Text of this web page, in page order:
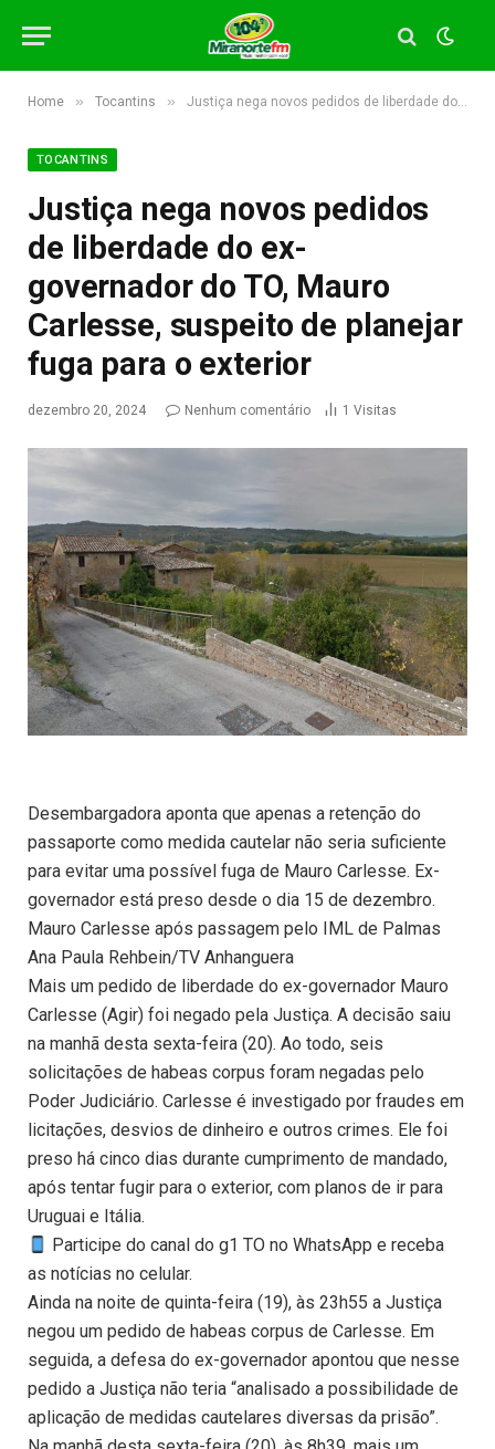
Home » Tocantins » Justiça nega novos pedidos de liberdade do ex-governador do TO, Mauro Carlesse, suspeito de planejar fuga para o exterior
TOCANTINS
Justiça nega novos pedidos
de liberdade do ex-
governador do TO, Mauro
Carlesse, suspeito de planejar
fuga para o exterior
dezembro 20, 2024 Nenhum comentário 1 Visitas
Desembargadora aponta que apenas a retenção do
passaporte como medida cautelar não seria suficiente
para evitar uma possível fuga de Mauro Carlesse. Ex-
governador está preso desde o dia 15 de dezembro.
Mauro Carlesse após passagem pelo IML de Palmas
Ana Paula Rehbein/TV Anhanguera
Mais um pedido de liberdade do ex-governador Mauro
Carlesse (Agir) foi negado pela Justiça. A decisão saiu
na manhã desta sexta-feira (20). Ao todo, seis
solicitações de habeas corpus foram negadas pelo
Poder Judiciário. Carlesse é investigado por fraudes em
licitações, desvios de dinheiro e outros crimes. Ele foi
preso há cinco dias durante cumprimento de mandado,
após tentar fugir para o exterior, com planos de ir para
Uruguai e Itália.
Participe do canal do g1 TO no WhatsApp e receba
as notícias no celular.
Ainda na noite de quinta-feira (19), às 23h55 a Justiça
negou um pedido de habeas corpus de Carlesse. Em
seguida, a defesa do ex-governador apontou que nesse
pedido a Justiça não teria “analisado a possibilidade de
aplicação de medidas cautelares diversas da prisão”.